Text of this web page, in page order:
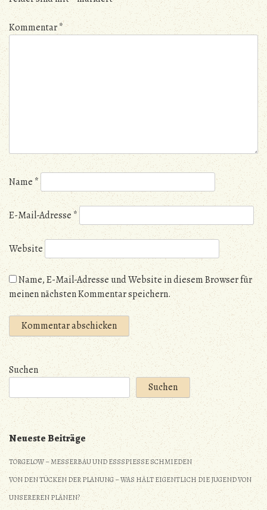
Kommentar*
Name *
E-Mail-Adresse *
Website
Name, E-Mail-Adresse und Website in diesem Browser für
meinen nächsten Kommentar speichern.
Suchen
Suchen
Neueste Beiträge
TORGELOW – MESSERBAU UND ESSSPIESSE SCHMIEDEN
VON DEN TÜCKEN DER PLANUNG – WAS HÄLT EIGENTLICH DIE JUGEND VON
UNSEREREN PLÄNEN?